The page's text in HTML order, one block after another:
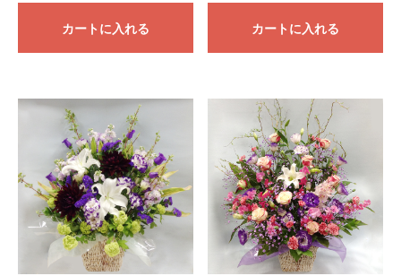
カートに入れる カートに入れる